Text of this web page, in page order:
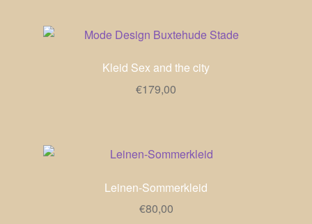
Kleid Sex and the city
€179,00
Leinen-Sommerkleid
€80,00